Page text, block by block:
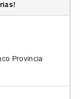
Provincia